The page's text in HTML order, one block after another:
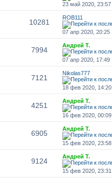
23 май 2020, 23:57
10281
ROB111
07 апр 2020, 20:25
7994
Андрей Т.
07 апр 2020, 17:49
7121
Nikolas777
18 фев 2020, 14:20
4251
Андрей Т.
16 фев 2020, 00:09
6905
Андрей Т.
15 фев 2020, 23:58
9124
Андрей Т.
15 фев 2020, 23:31